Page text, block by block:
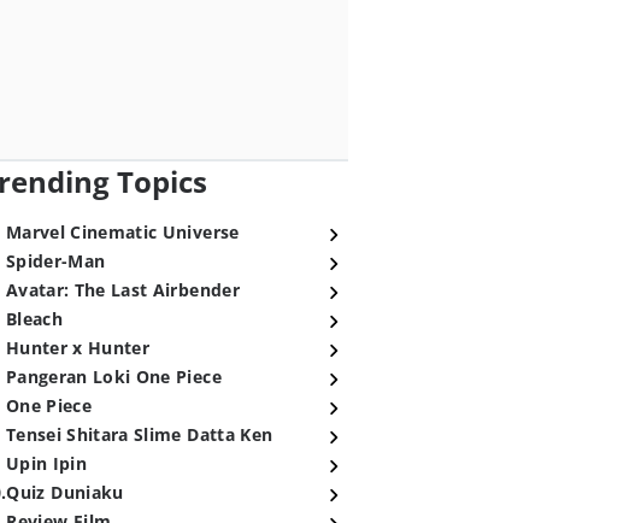
Topics
Marvel Cinematic Universe
Spider-Man
Avatar: The Last Airbender
Bleach
Hunter x Hunter
Pangeran Loki One Piece
One Piece
Tensei Shitara Slime Datta Ken
Upin Ipin
.Quiz Duniaku